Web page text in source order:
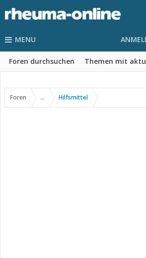
MENU
Foren durchsuchen Themen mit
Foren ... Hilfsmittel